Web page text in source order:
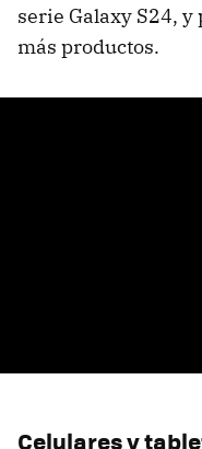
serie Galaxy S24, y
más productos.
Celulares y